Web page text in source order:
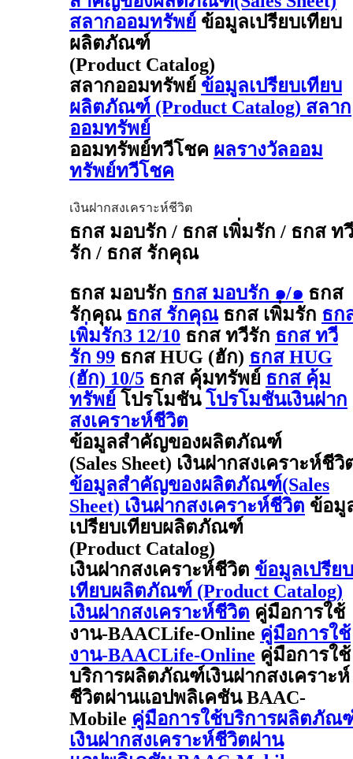
สลากออมทรัพย์ ข้อมูลเปรียบเทียบ
ผลิตภัณฑ์
(Product Catalog)
สลากออมทรัพย์ ข้อมูลเปรียบเทียบ
ผลิตภัณฑ์ (Product Catalog) สลาก
ออมทรัพย์
ออมทรัพย์ทวีโชค ผลรางวัลออม
ทรัพย์ทวีโชค
เงินฝากสงเคราะห์ชีวิต
ธกส มอบรัก / ธกส เพิ่มรัก / ธกส ทวี
รัก / ธกส รักคุณ
ธกส มอบรัก ธกส มอบรัก ๑/๑ ธกส
รักคุณ ธกส รักคุณ ธกส เพิ่มรัก ธก
เพิ่มรัก3 12/10 ธกส ทวีรัก ธกส ทวี
รัก 99 ธกส HUG (ฮัก) ธกส HUG
(ฮัก) 10/5 ธกส คุ้มทรัพย์ ธกส คุ้ม
ทรัพย์ โปรโมชัน โปรโมชันเงินฝาก
สงเคราะห์ชีวิต
ข้อมูลสำคัญของผลิตภัณฑ์
(Sales Sheet) เงินฝากสงเคราะห์ชีวิ
ข้อมูลสำคัญของผลิตภัณฑ์(Sales
Sheet) เงินฝากสงเคราะห์ชีวิต ข้อมู
เปรียบเทียบผลิตภัณฑ์
(Product Catalog)
เงินฝากสงเคราะห์ชีวิต ข้อมูลเปรียบ
เทียบผลิตภัณฑ์ (Product Catalog)
เงินฝากสงเคราะห์ชีวิต คู่มือการใช้
งาน-BAACLife-Online คู่มือการใช้
งาน-BAACLife-Online คู่มือการใช้
บริการผลิตภัณฑ์เงินฝากสงเคราะห์
ชีวิตผ่านแอปพลิเคชัน BAAC-
Mobile คู่มือการใช้บริการผลิตภัณ
เงินฝากสงเคราะห์ชีวิตผ่าน